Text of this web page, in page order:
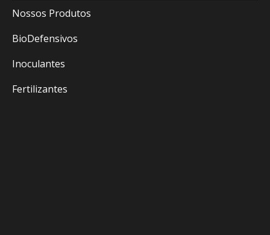
Nossos Produtos
BioDefensivos
Inoculantes
Fertilizantes